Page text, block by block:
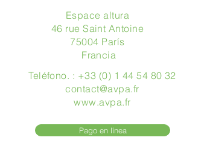
Espace altura
46 rue Saint Antoine
75004 París
​ Francia
Teléfono. : +33 (0) 1 44 54 80 32
contact@avpa.fr
www.avpa.fr
Pago en línea